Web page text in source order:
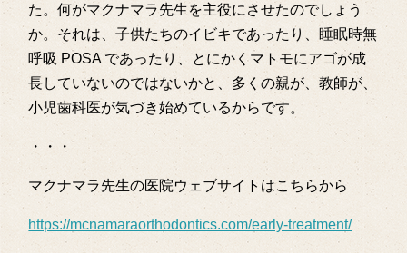
た。何がマクナマラ先生を主役にさせたのでしょう
か。それは、子供たちのイビキであったり、睡眠時無
呼吸 POSA であったり、とにかくマトモにアゴが成
長していないのではないかと、多くの親が、教師が、
小児歯科医が気づき始めているからです。
・・・
マクナマラ先生の医院ウェブサイトはこちらから
https://mcnamaraorthodontics.com/early-treatment/